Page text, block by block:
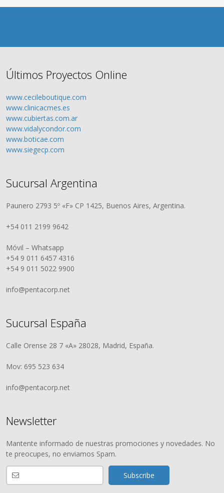
Últimos Proyectos Online
www.cecileboutique.com
www.clinicacmes.es
www.cubiertas.com.ar
www.vidalycondor.com
www.boticae.com
www.siegecp.com
Sucursal Argentina
Paunero 2793 5º «F» CP 1425, Buenos Aires, Argentina.
+54 011 2199 9642
Móvil – Whatsapp
+54 9 011 6457 4316
+54 9 011 5022 9900
info@pentacorp.net
Sucursal España
Calle Orense 28 7 «A» 28028, Madrid, España.
Mov: 695 523 634
info@pentacorp.net
Newsletter
Mantente informado de nuestras promociones y novedades. No
te preocupes, no enviamos Spam.